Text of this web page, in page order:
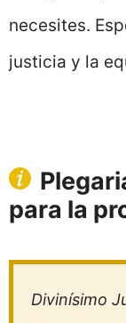
necesites.
justicia y la
para la
Divinísimo